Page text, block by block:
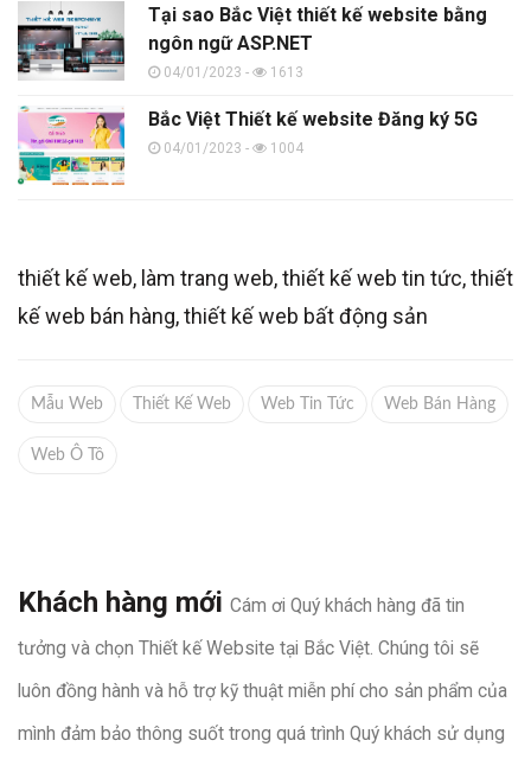
Tại sao Bắc Việt thiết kế website bằng
ngôn ngữ ASP.NET
04/01/2023 - 1613
Bắc Việt Thiết kế website Đăng ký 5G
04/01/2023 - 1004
thiết kế web, làm trang web, thiết kế web tin tức, thiết
kế web bán hàng, thiết kế web bất động sản
Mẫu Web Thiết Kế Web Web Tin Tức Web Bán Hàng
Web Ô Tô
Khách hàng mới Cám ơi Quý khách hàng đã tin
tưởng và chọn Thiết kế Website tại Bắc Việt. Chúng tôi sẽ
luôn đồng hành và hỗ trợ kỹ thuật miễn phí cho sản phẩm của
mình đảm bảo thông suốt trong quá trình Quý khách sử dụng